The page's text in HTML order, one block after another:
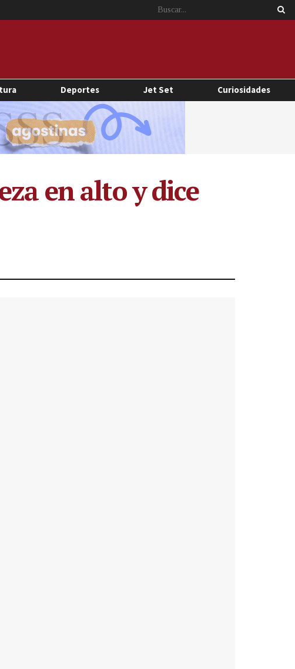
Deportes Jet Set Curiosidades
en alto y dice